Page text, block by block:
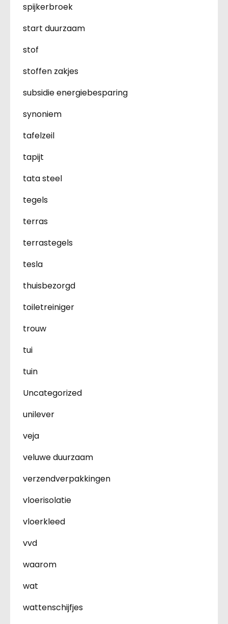
spijkerbroek
start duurzaam
stof
stoffen zakjes
subsidie energiebesparing
synoniem
tafelzeil
tapijt
tata steel
tegels
terras
terrastegels
tesla
thuisbezorgd
toiletreiniger
trouw
tui
tuin
Uncategorized
unilever
veja
veluwe duurzaam
verzendverpakkingen
vloerisolatie
vloerkleed
vvd
waarom
wat
wattenschijfjes